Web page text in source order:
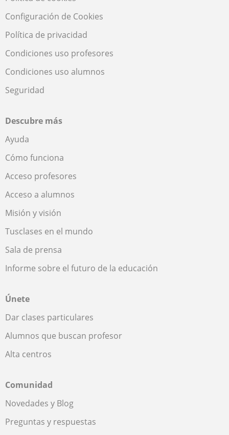
Configuración de Cookies
Política de privacidad
Condiciones uso profesores
Condiciones uso alumnos
Seguridad
Descubre más
Ayuda
Cómo funciona
Acceso profesores
Acceso a alumnos
Misión y visión
Tusclases en el mundo
Sala de prensa
Informe sobre el futuro de la educación
Únete
Dar clases particulares
Alumnos que buscan profesor
Alta centros
Comunidad
Novedades y Blog
Preguntas y respuestas